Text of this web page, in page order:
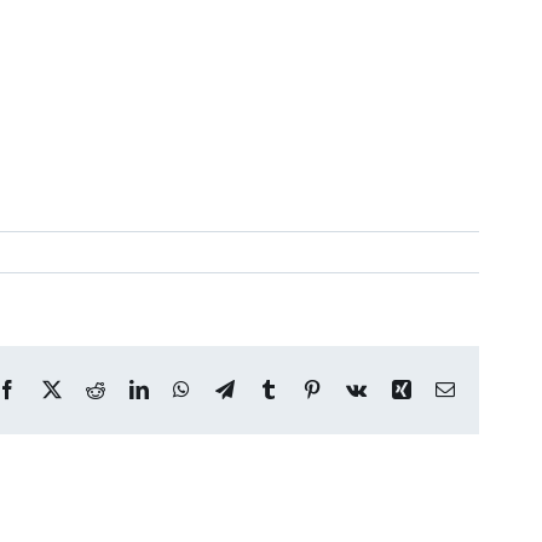
Facebook
X RedditLinkedInWhatsApp
TelegramTumblr Pinterest
Vk Xing Correo